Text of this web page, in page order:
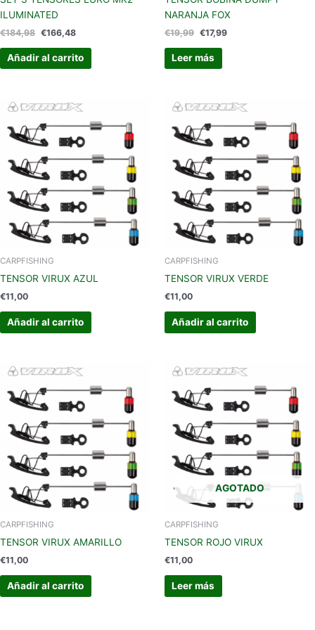
ILUMINATED
€184,98 €166,48
Añadir al carrito
NARANJA FOX
€19,99 €17,99
Leer más
CARPFISHING
TENSOR VIRUX AZUL
€11,00
Añadir al carrito
CARPFISHING
TENSOR VIRUX VERDE
€11,00
Añadir al carrito
CARPFISHING
TENSOR VIRUX AMARILLO
€11,00
Añadir al carrito
AGOTADO
CARPFISHING
TENSOR ROJO VIRUX
€11,00
Leer más